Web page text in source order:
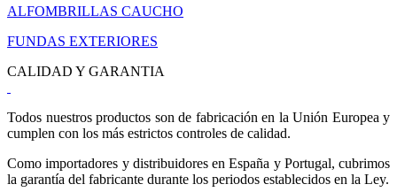
ALFOMBRILLAS CAUCHO
FUNDAS EXTERIORES
CALIDAD Y GARANTIA
Todos nuestros productos son de fabricación en la Unión Europea y
cumplen con los más estrictos controles de calidad.
Como importadores y distribuidores en España y Portugal, cubrimos
la garantía del fabricante durante los periodos establecidos en la Ley.